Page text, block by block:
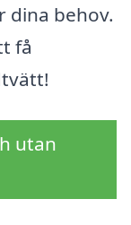
dina behov.
få
utan